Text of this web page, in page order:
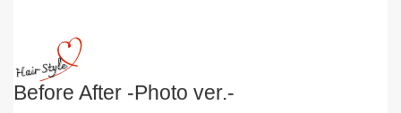
Before After -Photo ver.-